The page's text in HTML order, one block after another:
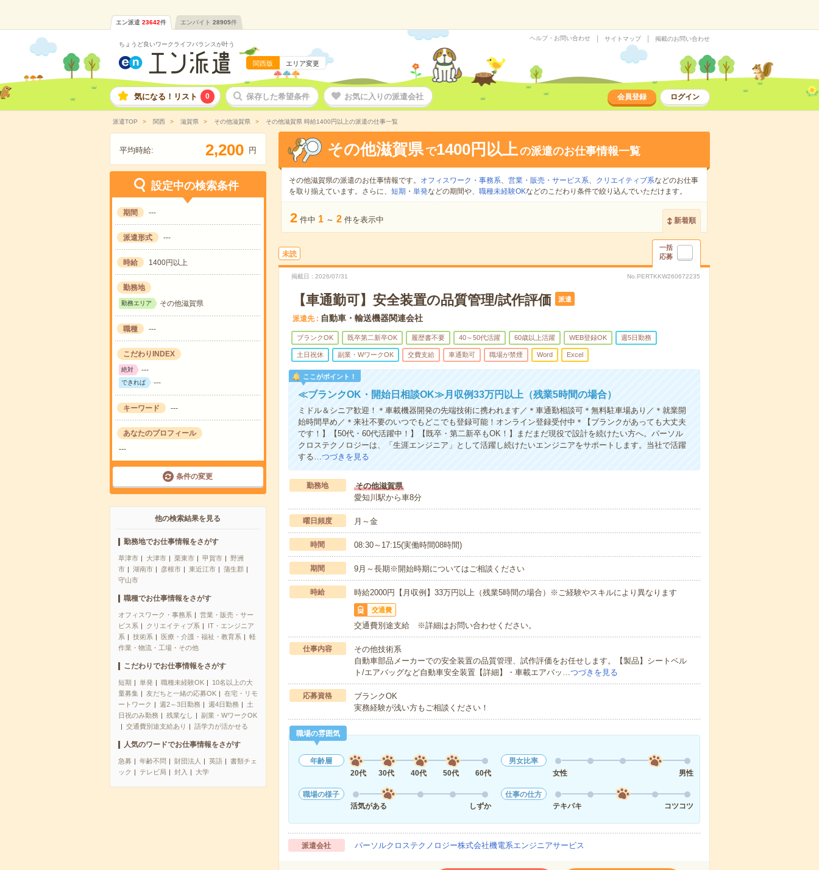
エン派遣 23642件 エンバイト 28905件
ちょうど良いワークライフバランスが叶う
関西版 エリア変更
ヘルプ・お問い合わせ サイトマップ 掲載のお問い合わせ
気になる！リスト 0 保存した希望条件 お気に入りの派遣会社 会員登録 ログイン
派遣TOP 関西 滋賀県 その他滋賀県 その他滋賀県 時給1400円以上の派遣の仕事一覧
平均時給: 2,200 円
設定中の検索条件
期間 ---
派遣形式 ---
時給 1400円以上
勤務地
勤務エリア その他滋賀県
職種 ---
こだわりINDEX
絶対 ---
できれば ---
キーワード ---
あなたのプロフィール
---
条件の変更
他の検索結果を見る
勤務地でお仕事情報をさがす
草津市 大津市 栗東市 甲賀市
野洲
市
湖南市 彦根市 東近江市
蒲生郡
守山市
職種でお仕事情報をさがす
オフィスワーク・事務系
営業・販売・サー
ビス系
クリエイティブ系
IT・エンジニア
系
技術系 医療・介護・福祉・教育系
軽
作業・物流・工場・その他
こだわりでお仕事情報をさがす
短期 単発 職種未経験OK
10名以上の大
量募集
友だちと一緒の応募OK
在宅・リモ
ートワーク
週2～3日勤務 週4日勤務
土
日祝のみ勤務
残業なし
副業・WワークOK
交通費別途支給あり
語学力が活かせる
人気のワードでお仕事情報をさがす
急募 年齢不問 財団法人 英語
書類チェ
ック
テレビ局 封入 大学
その他滋賀県 で1400円以上の派遣のお仕事情報一覧
その他滋賀県の派遣のお仕事情報です。 オフィスワーク・事務系、 営業・販売・サービス系、 クリエイティブ系などのお仕事
を取り揃えています。さらに、 短期 ・ 単発などの期間や、 職種未経験OKなどのこだわり条件で絞り込んでいただけます。
2 件中 1 ～ 2 件を表示中 新着順
未読
一括
応募
掲載日 2026/07/31 No.PERTKKW260672235
【車通勤可】安全装置の品質管理/試作評価 派遣
派遣先 自動車・輸送機器関連会社
ブランクOK 既卒第二新卒OK 履歴書不要 40～50代活躍 60歳以上活躍 WEB登録OK 週5日勤務
土日祝休 副業・WワークOK 交費支給 車通勤可 職場が禁煙 Word Excel
ここがポイント！
≪ブランクOK・開始日相談OK≫月収例33万円以上（残業5時間の場合）
ミドル＆シニア歓迎！＊車載機器開発の先端技術に携われます／＊車通勤相談可＊無料駐車場あり／＊就業開
始時間早め／＊来社不要のいつでもどこでも登録可能！オンライン登録受付中＊【ブランクがあっても大丈夫
です！】【50代・60代活躍中！】【既卒・第二新卒もOK！】まだまだ現役で設計を続けたい方へ。パーソル
クロステクノロジーは、「生涯エンジニア」として活躍し続けたいエンジニアをサポートします。当社で活躍
する…つづきを見る
勤務地
その他滋賀県
愛知川駅から車8分
曜日頻度 月～金
時間 08:30～17:15(実働時間08時間)
期間 9月～長期※開始時期についてはご相談ください
時給 時給2000円【月収例】33万円以上（残業5時間の場合）※ご経験やスキルにより異なります
交通費
交通費別途支給 ※詳細はお問い合わせください。
仕事内容
その他技術系
自動車部品メーカーでの安全装置の品質管理、試作評価をお任せします。【製品】シートベル
ト/エアバッグなど自動車安全装置【詳細】・車載エアバッ…つづきを見る
応募資格
ブランクOK
実務経験が浅い方もご相談ください！
職場の雰囲気
年齢層
20代
30代 40代 50代 60代
男女比率
女性
男性
職場の様子
活気がある
しずか
仕事の仕方
テキパキ
コツコツ
派遣会社 パーソルクロステクノロジー株式会社機電系エンジニアサービス